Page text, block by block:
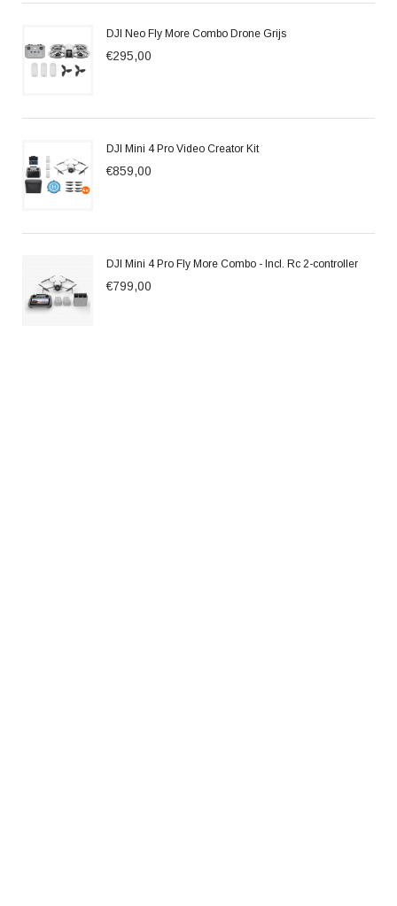
DJI Neo Fly More Combo Drone Grijs
€295,00
DJI Mini 4 Pro Video Creator Kit
€859,00
DJI Mini 4 Pro Fly More Combo - Incl. Rc 2-controller
€799,00